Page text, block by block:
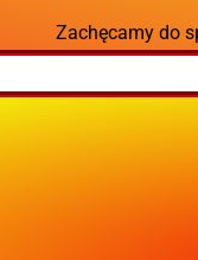
Zachęcamy do